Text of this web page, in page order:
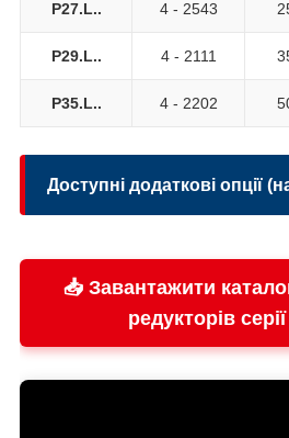
P27.L.. 4 - 2543
P29.L.. 4 - 2111
P35.L.. 4 - 2202
Доступні додаткові опції
Виконання вихідного
📥 Завантажити
редукторів